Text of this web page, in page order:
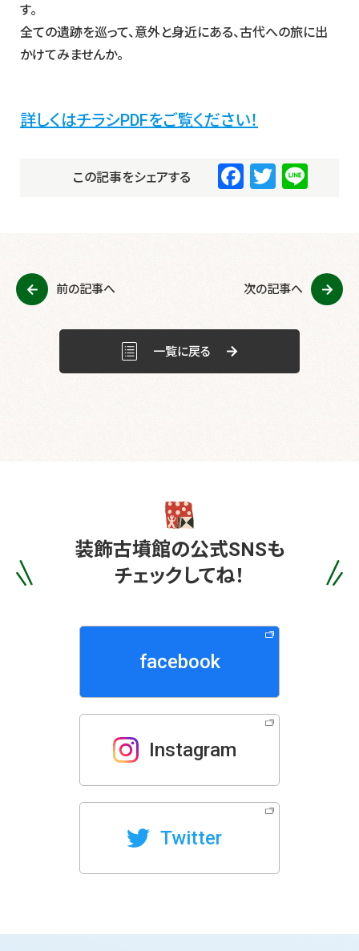
す。
全ての遺跡を巡って、意外と身近にある、古代への旅に出
かけてみませんか。
詳しくはチラシPDFをご覧ください！
この記事をシェアする
F
b
o
o
T Li
前の記事へ 次の記事へ
一覧に戻る
装飾古墳館の公式SNSも
チェックしてね！
facebook
Instagram
Twitter